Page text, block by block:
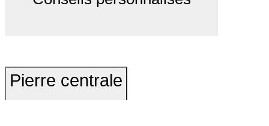
Pierre centrale